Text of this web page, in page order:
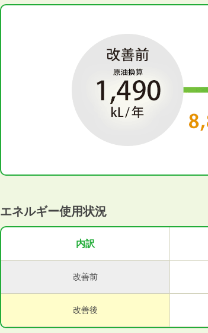
エネルギー使用状況
内訳
改善前
改善後